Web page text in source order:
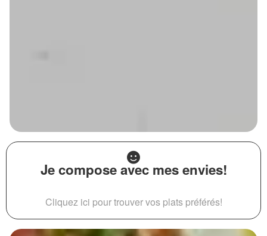
Je compose avec mes envies!
Cliquez ici pour trouver vos plats préférés!